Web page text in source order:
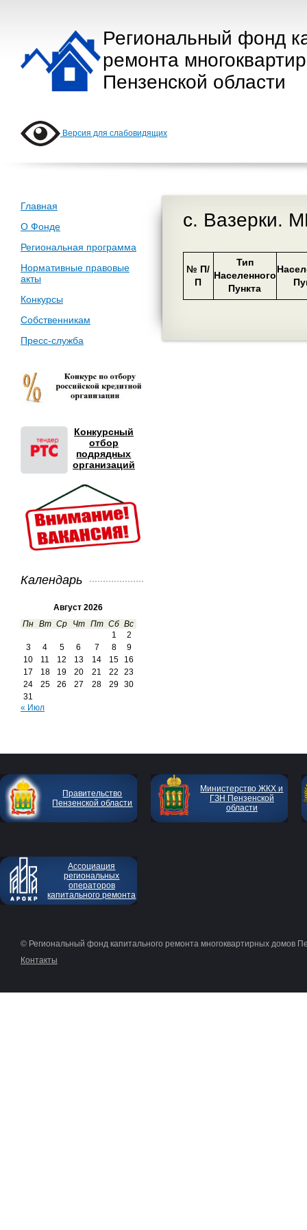
Региональный фонд
ремонта
Пензенской области
Версия для слабовидящих
Главная
О Фонде
Региональная программа
Нормативные правовые
акты
Конкурсы
Собственникам
Пресс-служба
Конкурсный
отбор
подрядных
организаций
Календарь
Август 2026
Пн Вт Ср Чт Пт Сб Вс
1
2
3
4 5 6 7 8
9
10
11 12 13 14 15
16
17
18 19 20 21 22
23
24
25 26 27 28 29
30
31
« Июл
с. Вазерки.
№ П/
П
Тип
Населенного
Пункта
Правительство
Пензенской области
Министерство ЖКХ и
ГЗН Пензенской
области
Ассоциация
региональных
операторов
капитального ремонта
© Региональный фонд капитального ремонта многоквартирных домов
Контакты